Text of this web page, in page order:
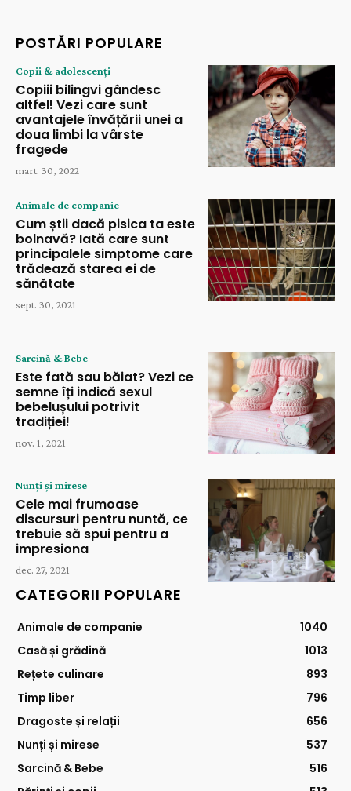
POSTĂRI POPULARE
Copii & adolescenți
Copiii bilingvi gândesc
altfel! Vezi care sunt
avantajele învățării unei a
doua limbi la vârste
fragede
mart. 30, 2022
Animale de companie
Cum știi dacă pisica ta este
bolnavă? Iată care sunt
principalele simptome care
trădează starea ei de
sănătate
sept. 30, 2021
Sarcină & Bebe
Este fată sau băiat? Vezi ce
semne îți indică sexul
bebelușului potrivit
tradiției!
nov. 1, 2021
Nunți și mirese
Cele mai frumoase
discursuri pentru nuntă, ce
trebuie să spui pentru a
impresiona
dec. 27, 2021
CATEGORII POPULARE
Animale de companie
1040
Casă și grădină
1013
Rețete culinare
893
Timp liber
796
Dragoste și relații
656
Nunți și mirese
537
Sarcină & Bebe
516